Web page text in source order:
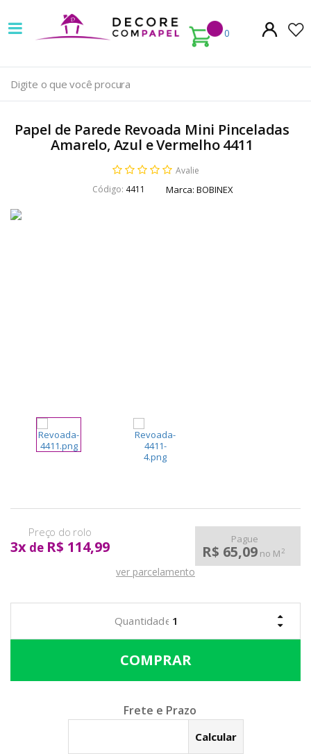
0
Decore
com
papel
é
pioneira
em
venda
Papel de Parede Revoada Mini Pinceladas
Amarelo, Azul e Vermelho 4411
Avalie
Código: 4411 Marca: BOBINEX
3x de R$ 114,99 Pague
R$ 65,09 no M2
ver parcelamento
Calcular o Frete